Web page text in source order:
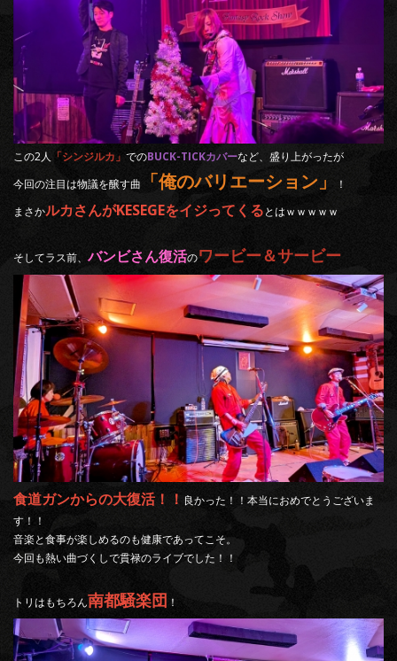
この2人 「シンジルカ」 でのBUCK-TICKカバーなど、盛り上がったが
今回の注目は物議を醸す曲
「俺のバリエーション」
！
まさかルカさんがKESEGEをイジってくるとはｗｗｗｗｗ
そしてラス前、バンビさん復活のワービー＆サービー
食道ガンからの大復活！！ 良かった！！本当におめでとうございま
す！！
音楽と食事が楽しめるのも健康であってこそ。
今回も熱い曲づくしで貫禄のライブでした！！
トリはもちろん南都騒楽団 ！